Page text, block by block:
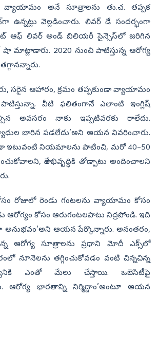
వ్యాయామం అనే సూత్రాలను తు.చ. తప్పక
ఉన్నట్లు వెల్లడించారు. లివర్‌ డే సందర్భంగా
ఆఫ్‌ లివర్‌ అండ్‌ బిలియరీ సైన్సెస్‌లో జరిగిన
మాట్లాడారు. 2020 నుంచి పాటిస్తున్న ఆరోగ్య
సరైన ఆహారం, క్రమం తప్పకుండా వ్యాయామం
వీటి ఫలితంగానే ఎలాంటి ఇంగ్లిష్‌
అవసరం నాకు ఇప్పటివరకు రాలేదు.
బారిన పడలేదు’అని ఆయన వివరించారు.
ఇటువంటి నియమాలను పాటించి, మరో 40–50
దేశాభివృద్ధికి తోడ్పాటు అందించాలని
రోజులో రెండు గంటలను వ్యాయామం కోసం
కోసం ఆరుగంటలపాటు నిద్రపోండి. ఇది
ఆయన పేర్కొన్నారు. అనంతరం,
ఆరోగ్య సూత్రాలను ప్రధాని మోదీ ఎక్స్‌లో
నూనెలను తగ్గించుకోవడం వంటి చిన్నచిన్న
ఎంతో మేలు చేస్తాయి. ఒబెసిటీపై
ఆరోగ్య భారతాన్ని నిర్మిద్దాం’అంటూ ఆయన